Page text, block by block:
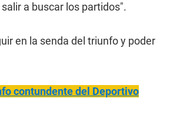
a buscar los partidos".
en la senda del triunfo y poder
contundente del Deportivo